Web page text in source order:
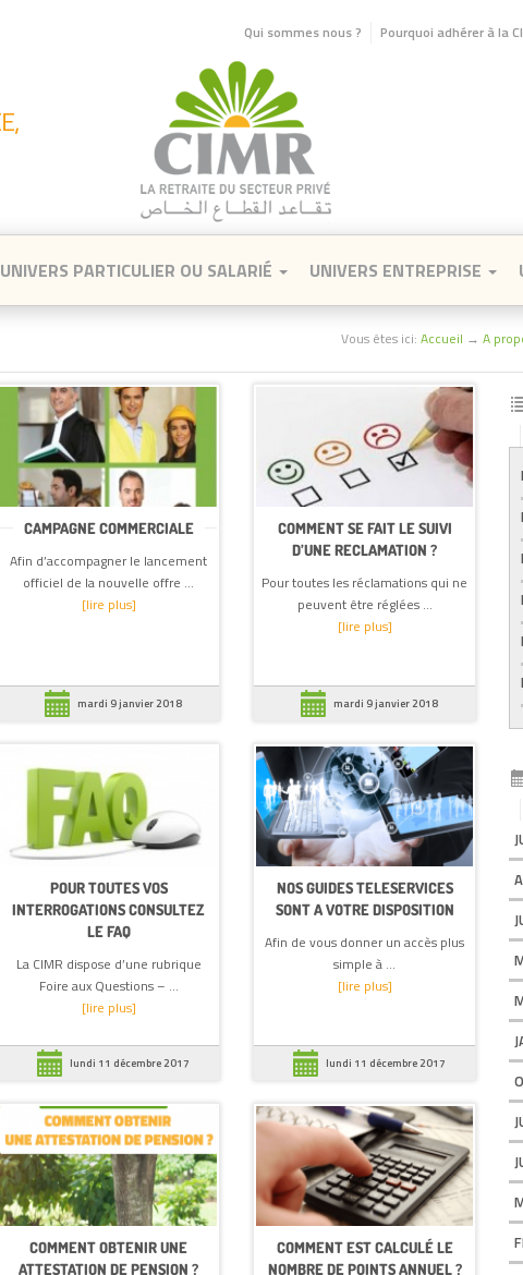
Qui sommes nous ? Pourquoi adhérer à la
UNIVERS PARTICULIER OU SALARIÉ UNIVERS ENTREPRISE
Vous êtes ici: Accueil → A
CAMPAGNE COMMERCIALE
Afin d’accompagner le lancement
officiel de la nouvelle offre ...
[lire plus]
mardi 9 janvier 2018
COMMENT SE FAIT LE SUIVI
D’UNE RECLAMATION ?
Pour toutes les réclamations qui ne
peuvent être réglées ...
[lire plus]
mardi 9 janvier 2018
POUR TOUTES VOS
INTERROGATIONS CONSULTEZ
LE FAQ
La CIMR dispose d’une rubrique
Foire aux Questions – ...
[lire plus]
lundi 11 décembre 2017
NOS GUIDES TELESERVICES
SONT A VOTRE DISPOSITION
Afin de vous donner un accès plus
simple à ...
[lire plus]
lundi 11 décembre 2017
COMMENT OBTENIR UNE
ATTESTATION DE PENSION ?
COMMENT EST CALCULÉ LE
NOMBRE DE POINTS ANNUEL ?